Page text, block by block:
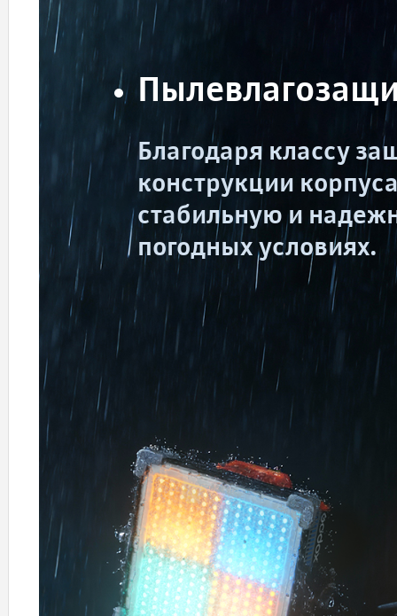
Благодаря классу
конструкции
стабильную и
погодных условиях.